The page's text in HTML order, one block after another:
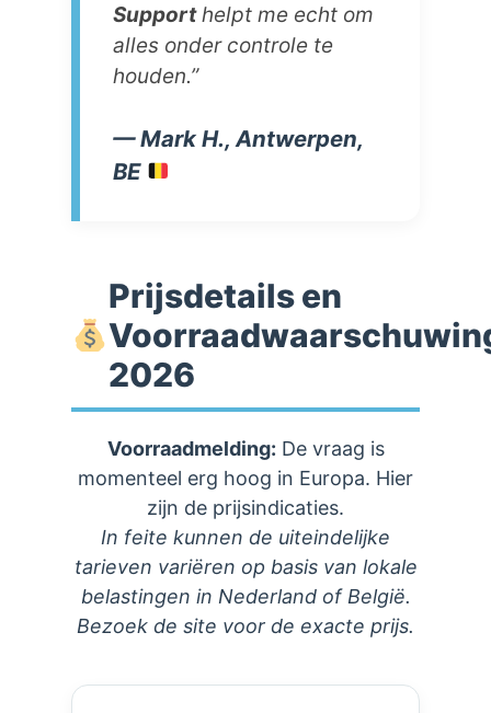
Supporthelpt me echt om
alles onder controle te
houden.”
— Mark H., Antwerpen,
BE
Prijsdetails en
2026
Voorraadmelding: De vraag is
momenteel erg hoog in Europa. Hier
zijn de prijsindicaties.
In feite kunnen de uiteindelijke
tarieven variëren op basis van lokale
belastingen in Nederland of België.
Bezoek de site voor de exacte prijs.